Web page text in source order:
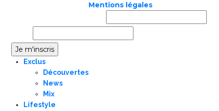
Mentions légales
Exclus
Découvertes
News
Mix
Lifestyle